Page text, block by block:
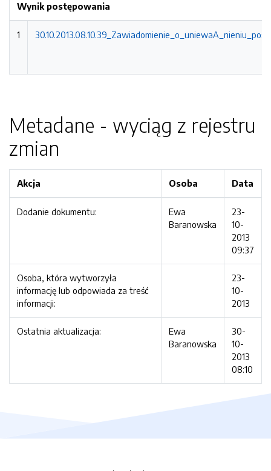
Wynik postępowania
1
Metadane - wyciąg z rejestru
zmian
Akcja Osoba Data
Dodanie dokumentu:
Ewa
Baranowska
23-
10-
2013
09:37
Osoba, która wytworzyła
informację lub odpowiada za treść
informacji:
23-
10-
2013
Ostatnia aktualizacja:
Ewa
Baranowska
30-
10-
2013
08:10